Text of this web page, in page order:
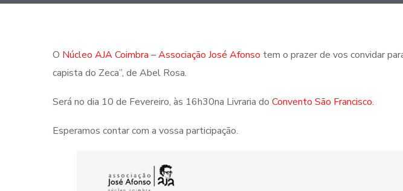
O Núcleo AJA Coimbra – Associação José Afonso tem o prazer de vos convidar
capista do Zeca”, de Abel Rosa.
Será no dia 10 de Fevereiro, às 16h30na Livraria do Convento São Francisco.
Esperamos contar com a vossa participação.